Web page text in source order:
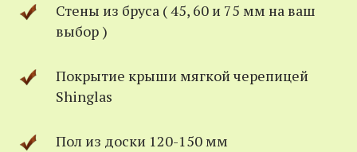
Стены из бруса ( 45, 60 и 75 мм на ваш
выбор )
Покрытие крыши мягкой черепицей
Shinglas
Пол из доски 120-150 мм